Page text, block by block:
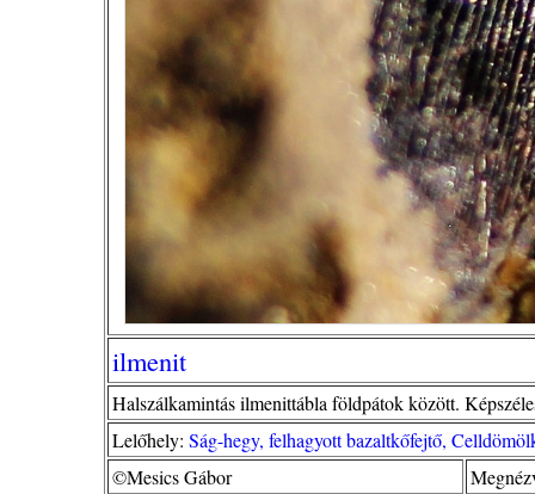
ilmenit
Halszálkamintás ilmenittábla földpátok között.
Lelőhely: Ság-hegy, felhagyott bazaltkőfejtő,
©Mesics Gábor